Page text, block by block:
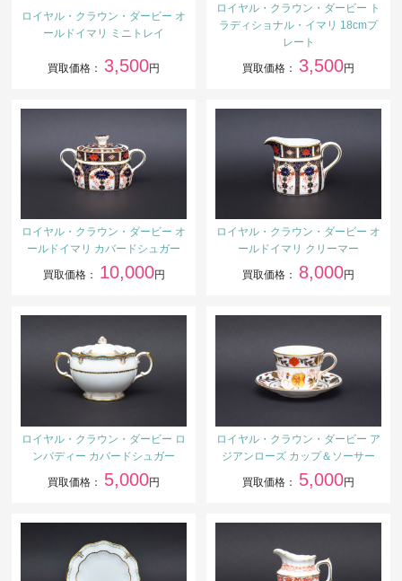
ロイヤル・クラウン・ダービー オ
ールドイマリ ミニトレイ
買取価格： 3,500円
ロイヤル・クラウン・ダービー ト
ラディショナル・イマリ 18cmプ
レート
買取価格： 3,500円
ロイヤル・クラウン・ダービー オ
ールドイマリ カバードシュガー
買取価格： 10,000円
ロイヤル・クラウン・ダービー オ
ールドイマリ クリーマー
買取価格： 8,000円
ロイヤル・クラウン・ダービー ロ
ンバディー カバードシュガー
買取価格： 5,000円
ロイヤル・クラウン・ダービー ア
ジアンローズ カップ＆ソーサー
買取価格： 5,000円